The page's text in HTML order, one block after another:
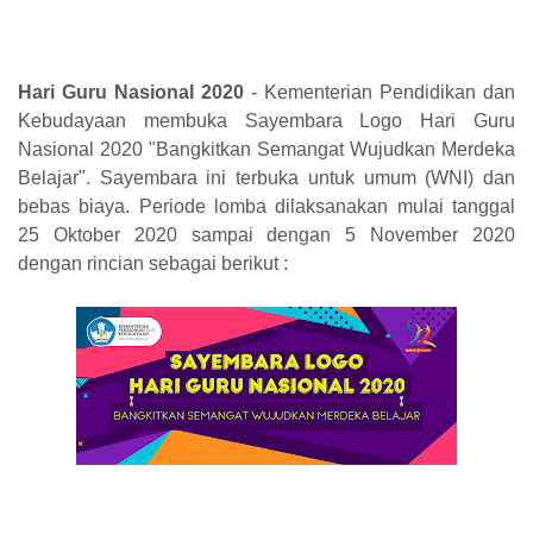
Hari Guru Nasional 2020 - Kementerian Pendidikan dan
Kebudayaan membuka Sayembara Logo Hari Guru
Nasional 2020 "Bangkitkan Semangat Wujudkan Merdeka
Belajar". Sayembara ini terbuka untuk umum (WNI) dan
bebas biaya. Periode lomba dilaksanakan mulai tanggal
25 Oktober 2020 sampai dengan 5 November 2020
dengan rincian sebagai berikut :